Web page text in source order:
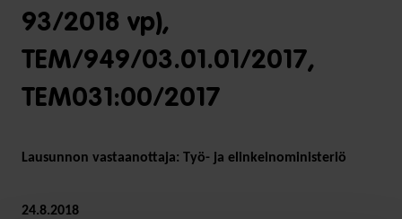
93/2018 vp),
TEM/949/03.01.01/2017,
TEM031:00/2017
Lausunnon vastaanottaja: Työ- ja elinkeinoministeriö
24.8.2018